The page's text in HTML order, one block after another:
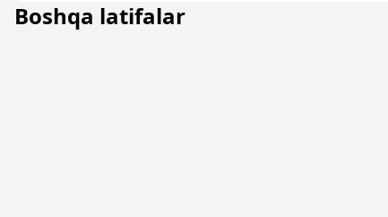
Boshqa latifalar